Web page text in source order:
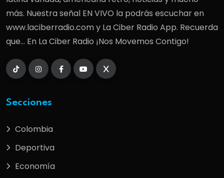
más. Nuestra señal EN VIVO la podrás escuchar en
www.laciberradio.com y La Ciber Radio App. Recuerda
que... En La Ciber Radio ¡Nos Movemos Contigo!
Secciones
Colombia
Deportiva
Economía